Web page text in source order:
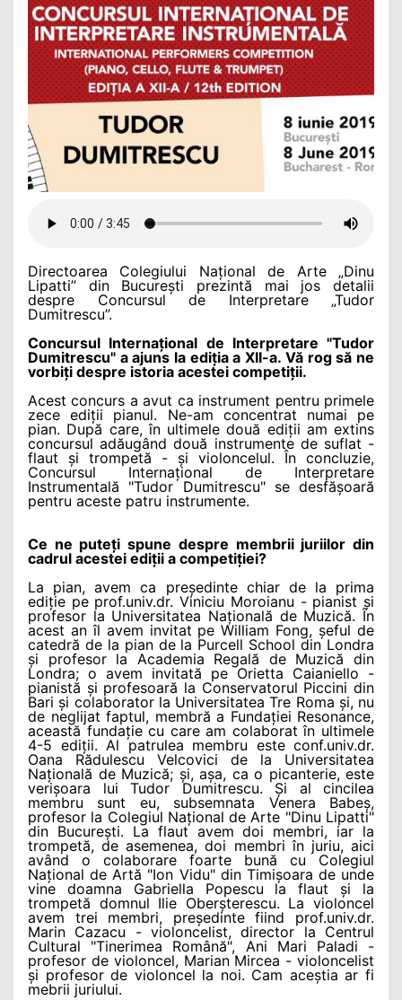
Directoarea Colegiului Național de Arte „Dinu
Lipatti” din București prezintă mai jos detalii
despre Concursul de Interpretare „Tudor
Dumitrescu”.
Concursul Internațional de Interpretare "Tudor
Dumitrescu" a ajuns la ediția a XII-a. Vă rog să ne
vorbiți despre istoria acestei competiții.
Acest concurs a avut ca instrument pentru primele
zece ediții pianul. Ne-am concentrat numai pe
pian. După care, în ultimele două ediții am extins
concursul adăugând două instrumente de suflat -
flaut și trompetă - și violoncelul. În concluzie,
Concursul Internațional de Interpretare
Instrumentală "Tudor Dumitrescu" se desfășoară
pentru aceste patru instrumente.
Ce ne puteți spune despre membrii juriilor din
cadrul acestei ediții a competiției?
La pian, avem ca președinte chiar de la prima
ediție pe prof.univ.dr. Viniciu Moroianu - pianist și
profesor la Universitatea Națională de Muzică. În
acest an îl avem invitat pe William Fong, șeful de
catedră de la pian de la Purcell School din Londra
și profesor la Academia Regală de Muzică din
Londra; o avem invitată pe Orietta Caianiello -
pianistă și profesoară la Conservatorul Piccini din
Bari și colaborator la Universitatea Tre Roma și, nu
de neglijat faptul, membră a Fundației Resonance,
această fundație cu care am colaborat în ultimele
4-5 ediții. Al patrulea membru este conf.univ.dr.
Oana Rădulescu Velcovici de la Universitatea
Națională de Muzică; și, așa, ca o picanterie, este
verișoara lui Tudor Dumitrescu. Și al cincilea
membru sunt eu, subsemnata Venera Babeș,
profesor la Colegiul Național de Arte "Dinu Lipatti"
din București. La flaut avem doi membri, iar la
trompetă, de asemenea, doi membri în juriu, aici
având o colaborare foarte bună cu Colegiul
Național de Artă "Ion Vidu" din Timișoara de unde
vine doamna Gabriella Popescu la flaut și la
trompetă domnul Ilie Oberșterescu. La violoncel
avem trei membri, președinte fiind prof.univ.dr.
Marin Cazacu - violoncelist, director la Centrul
Cultural "Tinerimea Română", Ani Mari Paladi -
profesor de violoncel, Marian Mircea - violoncelist
și profesor de violoncel la noi. Cam aceștia ar fi
mebrii juriului.